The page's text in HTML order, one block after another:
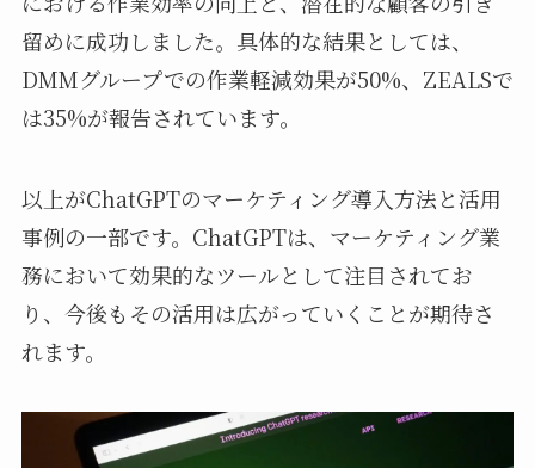
留めに成功しました。具体的な結果としては、
DMMグループでの作業軽減効果が50%、ZEALSで
は35%が報告されています。
以上がChatGPTのマーケティング導入方法と活用
事例の一部です。ChatGPTは、マーケティング業
務において効果的なツールとして注目されてお
り、今後もその活用は広がっていくことが期待さ
れます。